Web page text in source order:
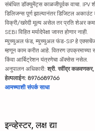
संबंधित डॉक्युमेंट्स काळजीपूर्वक वाचा. IPV
डिलिजन्स पूर्ण झाल्यानंतर डिजिटल
विक्री/खरेदी मूल्य असेल तर प्रति शेअर
SEBI विहित मर्यादेपेक्षा जास्त होणार नाही.
म्युच्युअल फंड, म्युच्युअल फंड-SIP हे
म्हणून काम करीत आहे. वितरण उपक्रमाच्या
किंवा आर्बिट्रेशन यंत्रणेचा ॲक्सेस नसेल.
अनुपालन अधिकारी: श्री. रवींद्र
हेल्पलाईन: 8976689766
आमच्याशी संपर्क साधा
इन्व्हेस्टर, लक्ष द्या